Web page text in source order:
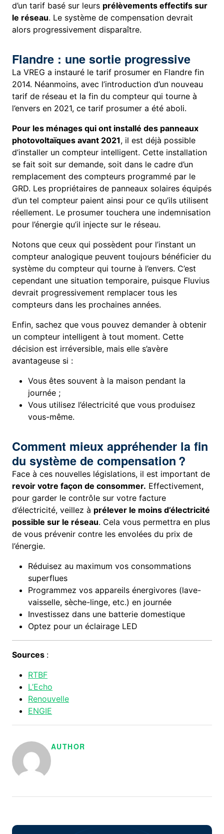
d’un tarif basé sur leurs prélèvements effectifs sur
le réseau. Le système de compensation devrait
alors progressivement disparaître.
Flandre : une sortie progressive
La VREG a instauré le tarif prosumer en Flandre fin
2014. Néanmoins, avec l’introduction d’un nouveau
tarif de réseau et la fin du compteur qui tourne à
l’envers en 2021, ce tarif prosumer a été aboli.
Pour les ménages qui ont installé des panneaux
photovoltaïques avant 2021, il est déjà possible
d’installer un compteur intelligent. Cette installation
se fait soit sur demande, soit dans le cadre d’un
remplacement des compteurs programmé par le
GRD. Les propriétaires de panneaux solaires équipés
d’un tel compteur paient ainsi pour ce qu’ils utilisent
réellement. Le prosumer touchera une indemnisation
pour l’énergie qu’il injecte sur le réseau.
Notons que ceux qui possèdent pour l’instant un
compteur analogique peuvent toujours bénéficier du
système du compteur qui tourne à l’envers. C’est
cependant une situation temporaire, puisque Fluvius
devrait progressivement remplacer tous les
compteurs dans les prochaines années.
Enfin, sachez que vous pouvez demander à obtenir
un compteur intelligent à tout moment. Cette
décision est irréversible, mais elle s’avère
avantageuse si :
Vous êtes souvent à la maison pendant la
journée ;
Vous utilisez l’électricité que vous produisez
vous-même.
Comment mieux appréhender la fin
du système de compensation ?
Face à ces nouvelles législations, il est important de
revoir votre façon de consommer. Effectivement,
pour garder le contrôle sur votre facture
d’électricité, veillez à prélever le moins d’électricité
possible sur le réseau. Cela vous permettra en plus
de vous prévenir contre les envolées du prix de
l’énergie.
Réduisez au maximum vos consommations
superflues
Programmez vos appareils énergivores (lave-
vaisselle, sèche-linge, etc.) en journée
Investissez dans une batterie domestique
Optez pour un éclairage LED
Sources :
RTBF
L’Echo
Renouvelle
ENGIE
AUTHOR